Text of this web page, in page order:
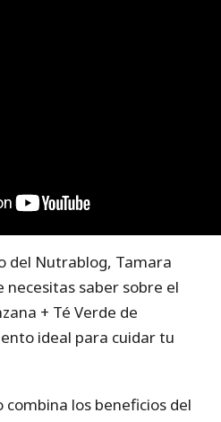
del Nutrablog, Tamara
necesitas saber sobre el
+ Té Verde de
ideal para cuidar tu
los beneficios del